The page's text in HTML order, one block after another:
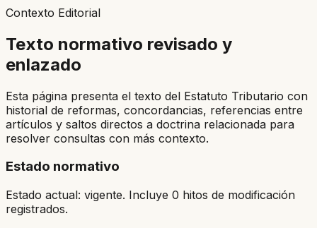
Contexto Editorial
Texto normativo revisado y
enlazado
Esta página presenta el texto del Estatuto Tributario con
historial de reformas, concordancias, referencias entre
artículos y saltos directos a doctrina relacionada para
resolver consultas con más contexto.
Estado normativo
Estado actual: vigente. Incluye 0 hitos de modificación
registrados.